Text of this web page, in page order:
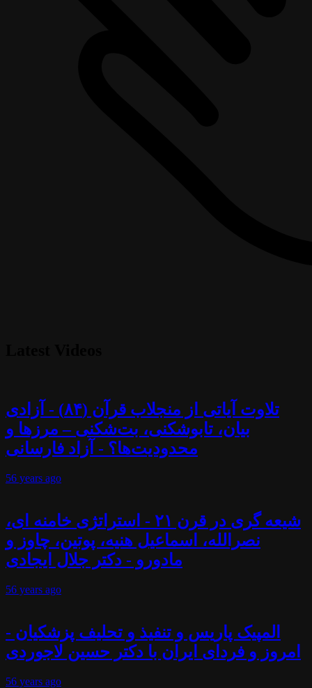
تلاوت آیاتی از منجلاب قرآن (۸۴) - آزادی
بیان، تابوشکنی، بت‌شکنی – مرزها و
محدودیت‌ها؟ - آزاد فارسانی
56 years ago
شیعه گری در قرن ۲۱ - استراتژی خامنه ای،
نصرالله، اسماعیل هنیه، پوتین، چاوز و
مادورو - دکتر جلال ایجادی
56 years ago
المپیک پاریس و تنفیذ و تحلیف پزشکیان -
امروز و فردای ایران با دکتر حسین لاجوردی
56 years ago